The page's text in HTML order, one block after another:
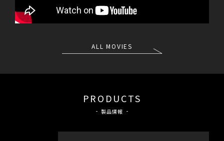
ALL MOVIES
PRODUCTS
製品情報